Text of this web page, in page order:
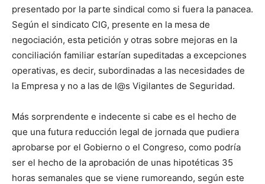
presentado por la parte sindical como si fuera la panacea.
Según el sindicato CIG, presente en la mesa de
negociación, esta petición y otras sobre mejoras en la
conciliación familiar estarían supeditadas a excepciones
operativas, es decir, subordinadas a las necesidades de
la Empresa y no a las de l@s Vigilantes de Seguridad.
Más sorprendente e indecente si cabe es el hecho de
que una futura reducción legal de jornada que pudiera
aprobarse por el Gobierno o el Congreso, como podría
ser el hecho de la aprobación de unas hipotéticas 35
horas semanales que se viene rumoreando, según este